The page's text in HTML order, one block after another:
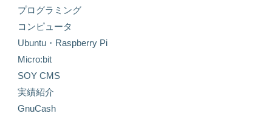
プログラミング
コンピュータ
Ubuntu・Raspberry Pi
Micro:bit
SOY CMS
実績紹介
GnuCash